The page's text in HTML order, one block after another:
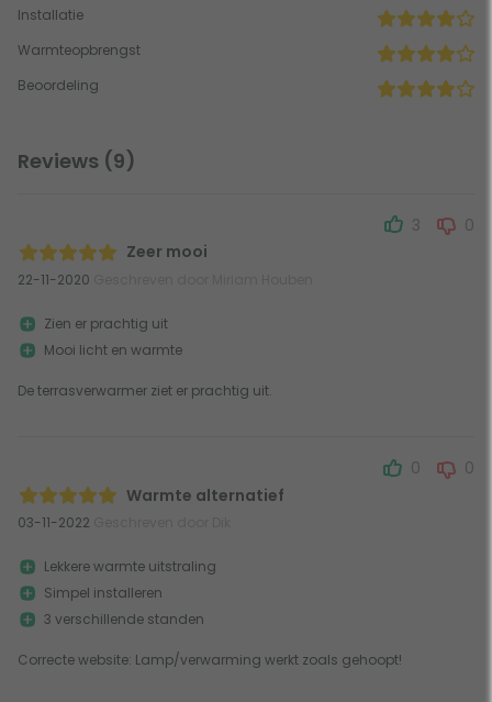
Installatie
Warmteopbrengst
Beoordeling
Reviews (9)
Zeer mooi
22-11-2020
3 0
De terrasverwarmer ziet er prachtig uit.
Zien er prachtig uit
Mooi licht en warmte
Warmte alternatief
03-11-2022
0 0
Correcte website: Lamp/verwarming werkt zoals gehoopt!
Lekkere warmte uitstraling
Simpel installeren
3 verschillende standen